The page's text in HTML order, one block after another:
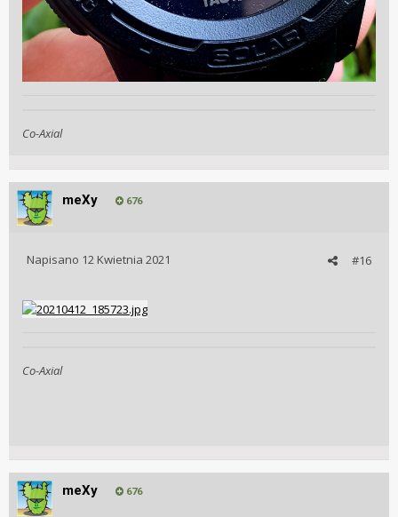
Co-Axial
meXy 676
#16
Napisano 12 Kwietnia 2021
Co-Axial
meXy 676